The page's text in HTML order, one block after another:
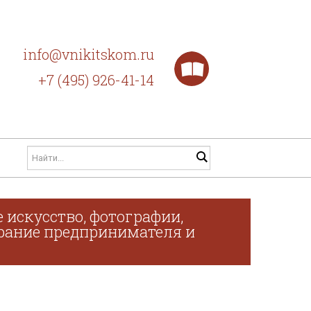
info@vnikitskom.ru
+7 (495) 926-41-14
фотографии,
предпринимателя и